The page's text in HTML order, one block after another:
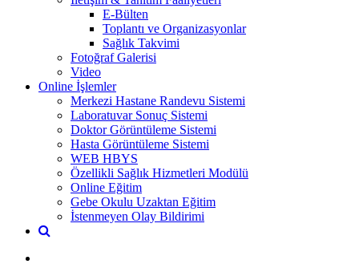
E-Bülten
Toplantı ve Organizasyonlar
Sağlık Takvimi
Fotoğraf Galerisi
Video
Online İşlemler
Merkezi Hastane Randevu Sistemi
Laboratuvar Sonuç Sistemi
Doktor Görüntüleme Sistemi
Hasta Görüntüleme Sistemi
WEB HBYS
Özellikli Sağlık Hizmetleri Modülü
Online Eğitim
Gebe Okulu Uzaktan Eğitim
İstenmeyen Olay Bildirimi